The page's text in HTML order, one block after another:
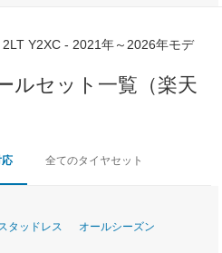
Y2XC - 2021年～2026年モデ
ルセット一覧（楽天
全てのタイヤセット
タッドレス オールシーズン